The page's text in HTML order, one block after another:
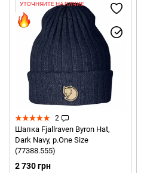
УТОЧНЯЙТЕ НАЛИЧИЕ
2
Шапка Fjallraven Byron Hat,
Dark Navy, р.One Size
(77388.555)
2 730 грн